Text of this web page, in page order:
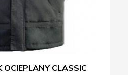
OCIEPLANY CLASSIC